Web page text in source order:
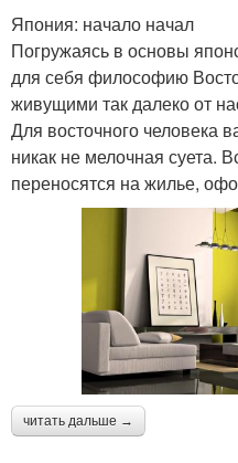
Япония: начало начал
Погружаясь в основы
для себя философию
живущими так далеко от
Для восточного человека
никак не мелочная суета.
переносятся на жилье,
читать дальше →